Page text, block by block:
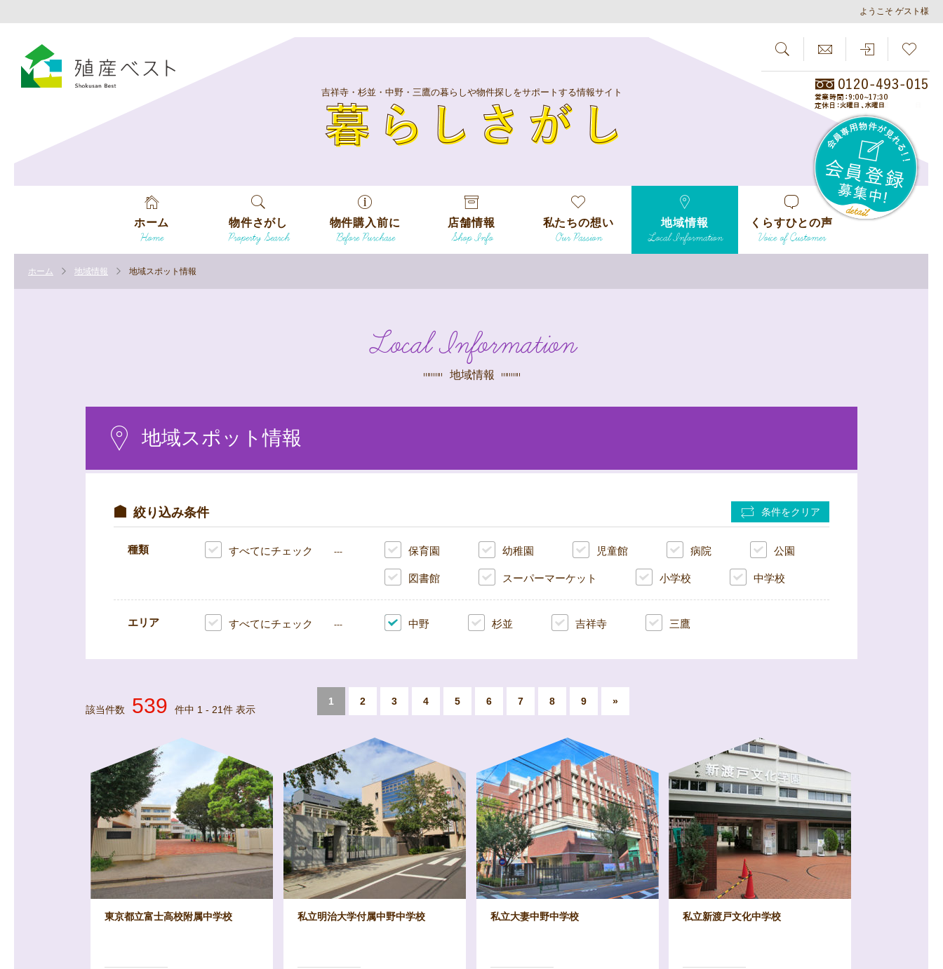
ようこそ ゲスト様
SEARCH
吉祥寺・杉並・中野・三鷹の暮らしや物件探しをサポートする情報サイト
ホーム
Home
物件さがし
Property Search
駅から
物件購入前に
Before Purchase
店舗情報
Shop Info
荻窪店
世田谷店
私たちの想い
Our Passion
地域情報
Local Information
くらすひとの声
Voice of Customer
ホーム 地域情報 地域スポット情報
Local Information
地域情報
地域スポット情報
絞り込み条件 条件をクリア
種類 すべてにチェック --- 保育園 幼稚園 児童館 病院 公園
図書館 スーパーマーケット 小学校 中学校
エリア すべてにチェック --- 中野 杉並 吉祥寺 三鷹
該当件数 539 件中 1 - 21件 表示
1 2 3 4 5 6 7 8 9 »
東京都立富士高校附属中学校 私立明治大学付属中野中学校 私立大妻中野中学校 私立新渡戸文化中学校